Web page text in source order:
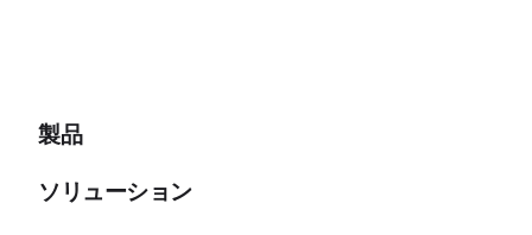
製品
ソリューション